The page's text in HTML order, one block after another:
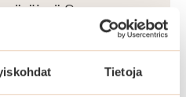
Tietoja
Saga
avarasti.
aktiivisessa
parvekkeellista